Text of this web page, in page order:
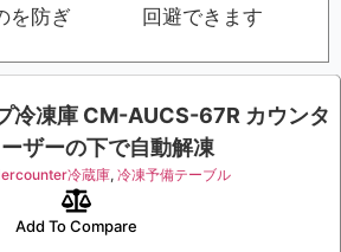
を防ぎ
回避できます
冷凍庫 CM-AUCS-67R カウンタ
ザーの下で自動解凍
冷蔵庫, 冷凍予備テーブル
Add To Compare